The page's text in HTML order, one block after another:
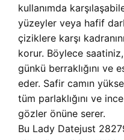
kullanımda
yüzeyler veya hafif
çiziklere karşı
korur. Böylece
günkü berraklığını ve
eder. Safir camın
tüm parlaklığını ve
gözler önüne serer.
Bu Lady Datejust